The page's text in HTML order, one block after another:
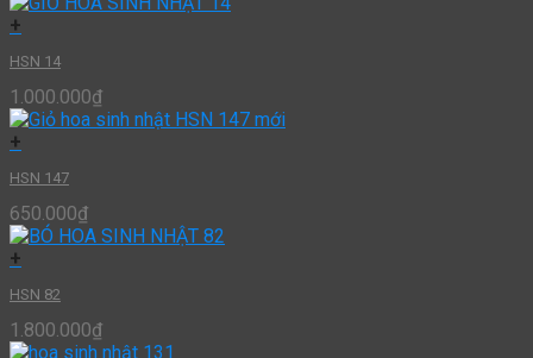
+
HSN 14
1.000.000₫
+
HSN 147
650.000₫
+
HSN 82
1.800.000₫